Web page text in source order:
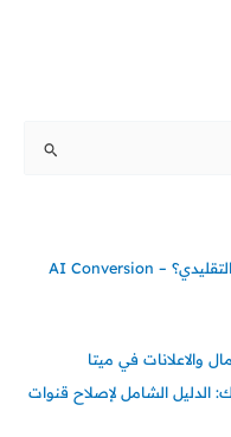
لماذا يفشل تحسين معدل التحويل (CRO) التقليدي؟ – AI Conversion
والاعلانات في ميتا
الدليل الشامل لإصلاح قنوات